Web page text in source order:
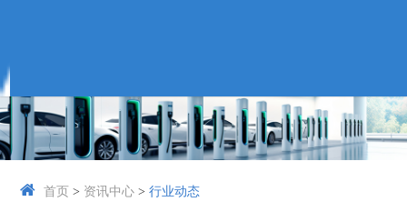
首页 > 资讯中心 >行业动态